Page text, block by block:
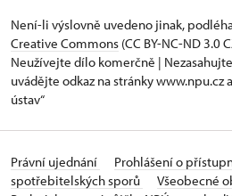
Není-li výslovně uvedeno jinak,
Creative Commons (CC BY-NC-ND 3.0
Neužívejte dílo komerčně |
uvádějte odkaz na stránky www.npu.cz
ústav“
Právní ujednání Prohlášení o
spotřebitelských sporů
Všeobecné